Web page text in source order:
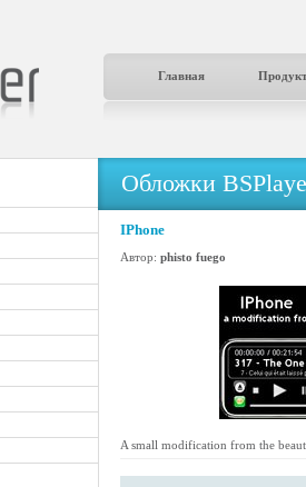
Главная
Обложки
IPhone
Автор: phisto fuego
A small modification from the